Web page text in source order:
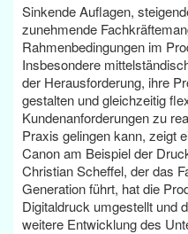
Sinkende Auflagen,
zunehmende
Rahmenbedingungen im
Insbesondere
der Herausforderung, ihre
gestalten und gleichzeitig
Kundenanforderungen zu
Praxis gelingen kann, zeigt
Canon am Beispiel der
Christian Scheffel, der das
Generation führt, hat die
Digitaldruck umgestellt und
weitere Entwicklung des